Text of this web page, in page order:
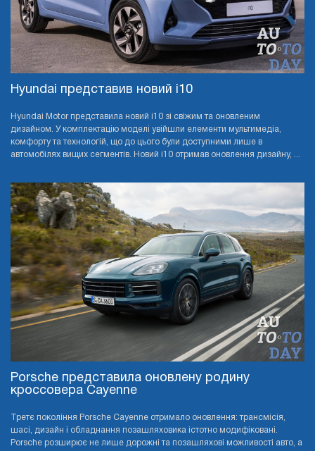
Hyundai представив новий i10
Hyundai Motor представила новий i10 зі свіжим та оновленим
дизайном. У комплектацію моделі увійшли елементи мультимедіа,
комфорту та технологій, що до цього були доступними лише в
автомобілях вищих сегментів. Новий i10 отримав оновлення дизайну, ...
Porsche представила оновлену родину
кроссовера Cayenne
Третє покоління Porsche Cayenne отримало оновлення: трансмісія,
шасі, дизайн і обладнання позашляховика істотно модифіковані.
Porsche розширює не лише дорожні та позашляхові можливості авто, а